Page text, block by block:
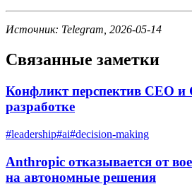
Источник: Telegram, 2026-05-14
Связанные заметки
Конфликт перспектив CEO и
разработке
#leadership#ai#decision-making
Anthropic отказывается от
на автономные решения